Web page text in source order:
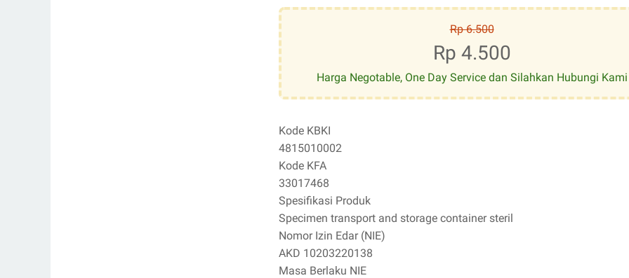
Rp 6.500
Rp 4.500
Harga Negotable, One Day Service dan Silahkan Hubungi Kami
Kode KBKI
4815010002
Kode KFA
33017468
Spesifikasi Produk
Specimen transport and storage container steril
Nomor Izin Edar (NIE)
AKD 10203220138
Masa Berlaku NIE